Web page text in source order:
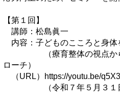
【第１回】
講師：松島眞一
内容：子どものこころと身体
（療育整体の視点から学
ローチ）
（URL）https://youtu.be/
（令和７年５月３１日ま